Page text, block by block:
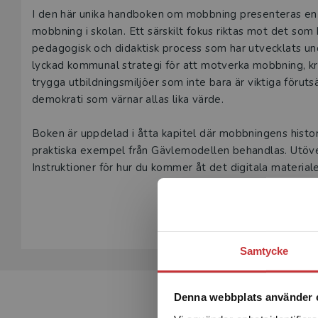
Samtycke
Denna webbplats använder
Beskrivning
I den här unika handboken om mobbning presenteras
mobbning i skolan. Ett särskilt fokus riktas mot det
pedagogisk och didaktisk process som har utvecklats
lyckad kommunal strategi för att motverka mobbning,
trygga utbildningsmiljöer som inte bara är viktiga
demokrati som värnar allas lika värde.
Boken är uppdelad i åtta kapitel där mobbningens
praktiska exempel från Gävlemodellen behandlas.
Instruktioner för hur du kommer åt det digitala